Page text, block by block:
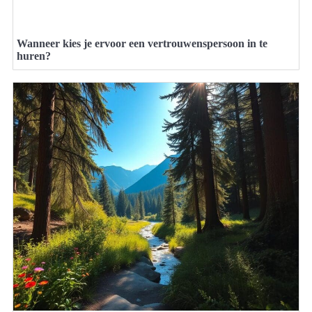
Wanneer kies je ervoor een vertrouwenspersoon in te
huren?